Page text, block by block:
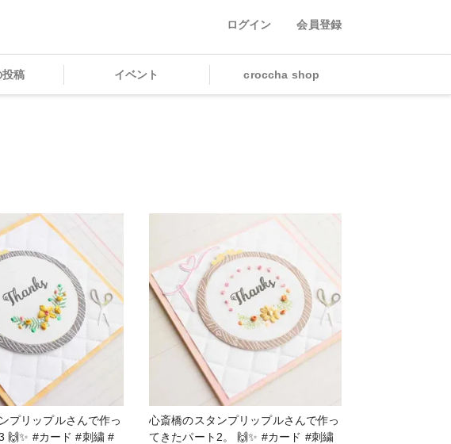
ログイン 会員登録
稿 イベント croccha shop
プリップルさんで作っ
#刺繍 #
心斎橋のスタンプリップルさんで作っ
てきたパート2。 🙌✨ #カード #刺繍